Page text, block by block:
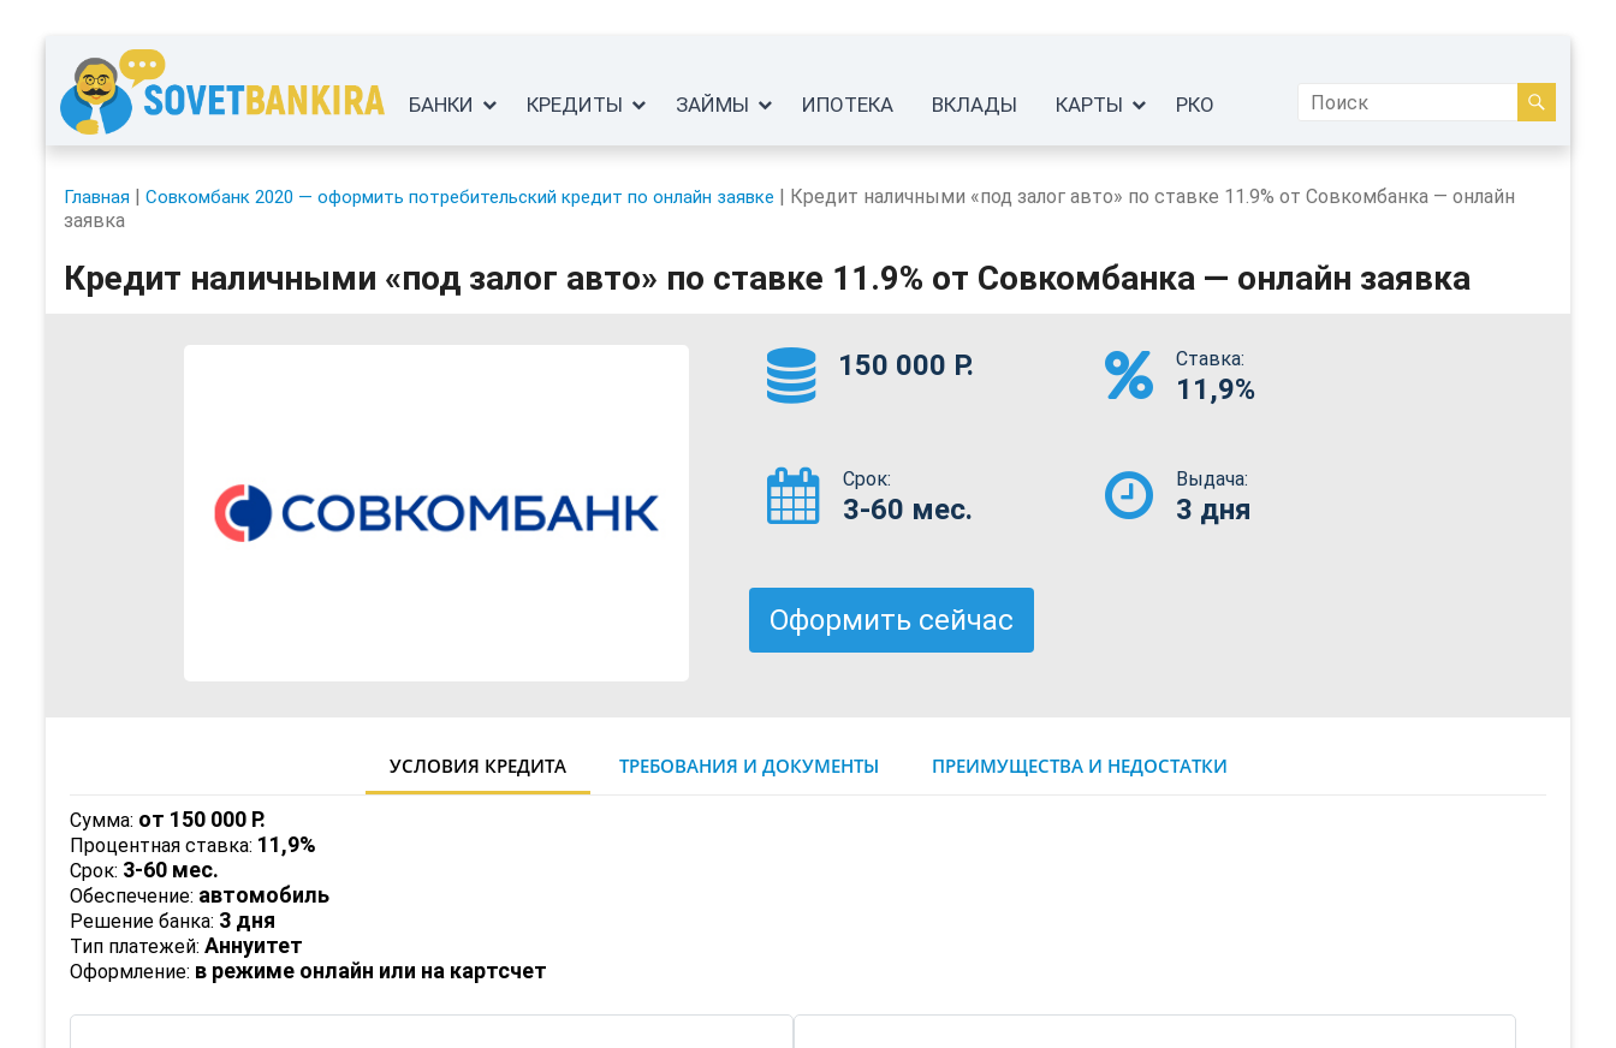
БАНКИ КРЕДИТЫ ЗАЙМЫ ИПОТЕКА ВКЛАДЫ КАРТЫ РКО
Главная | Совкомбанк 2020 — оформить потребительский кредит по онлайн заявке | Кредит наличными «под залог авто» по ставке 11.9% от Совкомбанка — онлайн
заявка
Кредит наличными «под залог авто» по ставке 11.9% от Совкомбанка — онлайн заявка
150 000 Р. Ставка:
11,9%
Срок:
3-60 мес.
Выдача:
3 дня
Оформить сейчас
УСЛОВИЯ КРЕДИТА ТРЕБОВАНИЯ И ДОКУМЕНТЫ ПРЕИМУЩЕСТВА И НЕДОСТАТКИ
Сумма: от 150 000 Р.
Процентная ставка: 11,9%
Срок: 3-60 мес.
Обеспечение: автомобиль
Решение банка: 3 дня
Тип платежей: Аннуитет
Оформление: в режиме онлайн или на картсчет